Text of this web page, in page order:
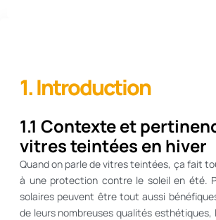
1. Introduction
1.1 Contexte et
vitres teintées en hiver
Quand on parle de vitres teintées, ça fait
à une protection contre le soleil en été.
solaires peuvent être tout aussi
de leurs nombreuses qualités